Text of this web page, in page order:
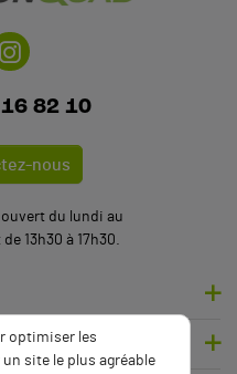
82 10
nous
du lundi au
13h30 à 17h30.
optimiser les
site le plus agréable